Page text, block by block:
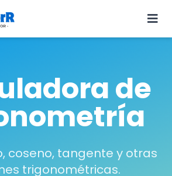
de
coseno, tangente y otras
trigonométricas.